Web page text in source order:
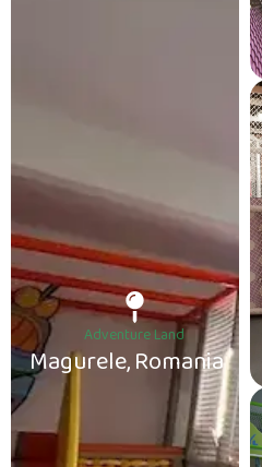
Adventure Land
Magurele, Romania